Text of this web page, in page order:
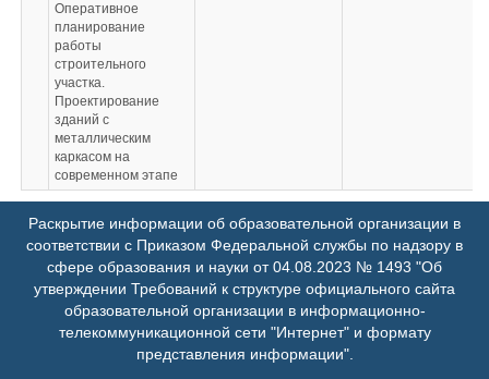
Оперативное
планирование
работы
строительного
участка.
Проектирование
зданий с
металлическим
каркасом на
современном этапе
Раскрытие информации об образовательной организации в
соответствии с Приказом Федеральной службы по надзору в
сфере образования и науки от 04.08.2023 № 1493 "Об
утверждении Требований к структуре официального сайта
образовательной организации в информационно-
телекоммуникационной сети "Интернет" и формату
представления информации".